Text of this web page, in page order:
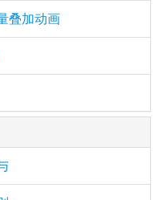
叠加动画